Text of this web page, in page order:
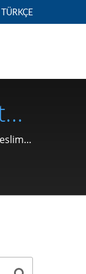
TÜRKÇE